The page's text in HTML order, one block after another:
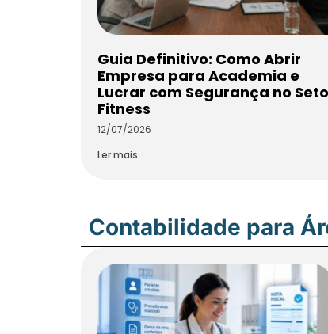
Guia Definitivo: Como Abrir
Empresa para Academia e
Lucrar com Segurança no
Fitness
12/07/2026
Ler mais
Contabilidade para